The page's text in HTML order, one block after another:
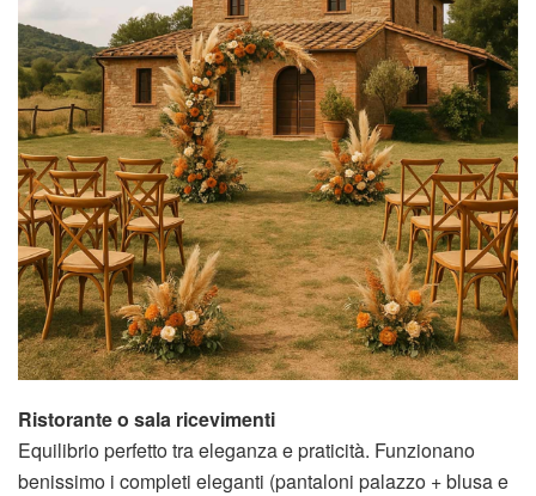
Ristorante o sala ricevimenti
Equilibrio perfetto tra eleganza e praticità. Funzionano
benissimo i completi eleganti (pantaloni palazzo + blusa e